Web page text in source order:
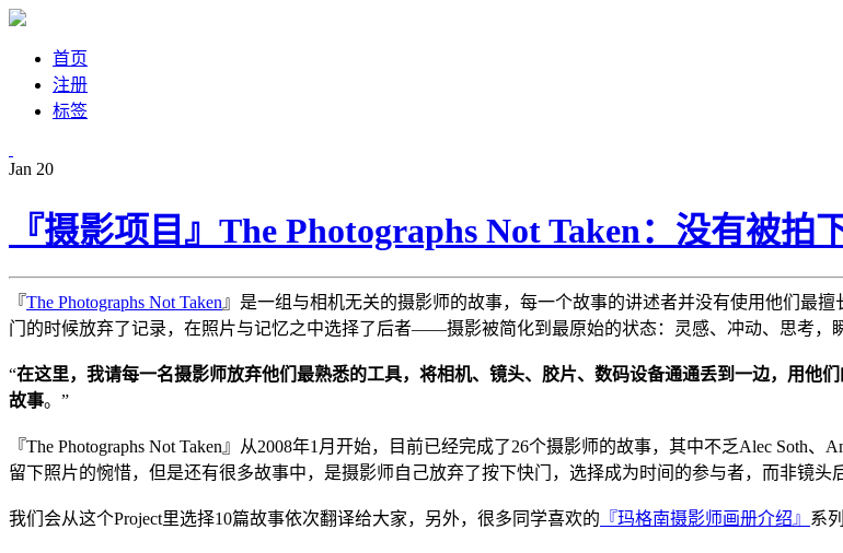
首页
注册
标签
Jan 20
『摄影项目』The Photographs Not Taken：没有被拍
『The Photographs Not Taken 』是一组与相机无关的摄影师的故事，每一个故事的讲述者并没有使用他们最
门的时候放弃了记录，在照片与记忆之中选择了后者——摄影被简化到最原始的状态：灵感、冲动、思考，
“在这里，我请每一名摄影师放弃他们最熟悉的工具，将相机、镜头、胶片、数码设备通通丢到一边，用他
故事。”
『The Photographs Not Taken』从2008年1月开始，目前已经完成了26个摄影师的故事，其中不乏Alec Soth
留下照片的惋惜，但是还有很多故事中，是摄影师自己放弃了按下快门，选择成为时间的参与者，而非镜头
我们会从这个Project里选择10篇故事依次翻译给大家，另外，很多同学喜欢的 『玛格南摄影师画册介绍』 系